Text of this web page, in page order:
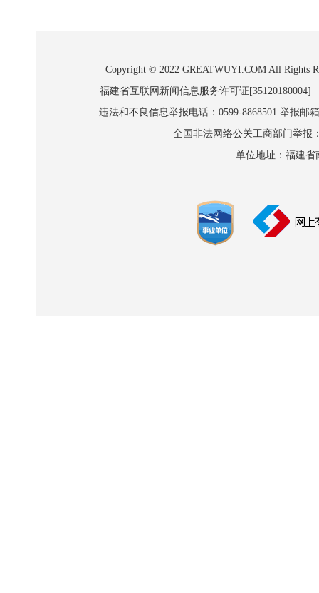
Copyright © 2022 GREATWUYI.COM All Rights
福建省互联网新闻信息服务许可证
违法和不良信息举报电话：0599-8868501 举报邮
全国非法网络公关工商部门举报
单位地址：福建省